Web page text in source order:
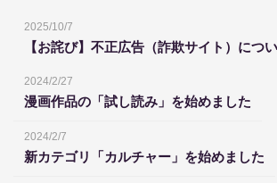
2025/10/7
【お詫び】不正広告（詐欺サイト）につ
2024/2/27
漫画作品の「試し読み」を始めました
2024/2/7
新カテゴリ「カルチャー」を始めました